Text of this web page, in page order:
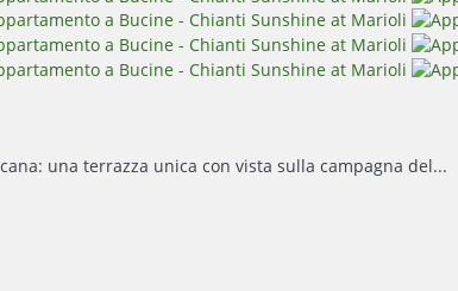
una terrazza unica con vista sulla campagna del...